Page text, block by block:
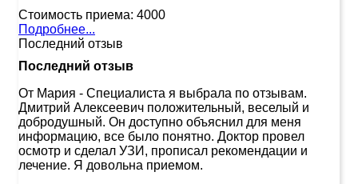
Стоимость приема: 4000
Подробнее...
Последний отзыв
Последний отзыв
От Мария - Специалиста я выбрала по отзывам.
Дмитрий Алексеевич положительный, веселый и
добродушный. Он доступно объяснил для меня
информацию, все было понятно. Доктор провел
осмотр и сделал УЗИ, прописал рекомендации и
лечение. Я довольна приемом.